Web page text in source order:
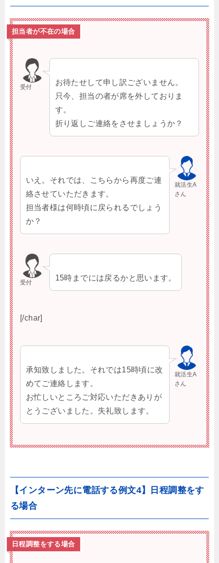
担当者が不在の場合
受付
お待たせして申し訳ございません。
只今、担当の者が席を外しておりま
す。
折り返しご連絡をさせましょうか？
就活生A
さん
いえ。それでは、こちらから再度ご連
絡させていただきます。
担当者様は何時頃に戻られるでしょう
か？
受付
15時までには戻るかと思います。
[/char]
就活生A
さん
承知致しました。それでは15時頃に改
めてご連絡します。
お忙しいところご対応いただきありが
とうございました。失礼致します。
【インターン先に電話する例文4】日程調整をす
る場合
日程調整をする場合